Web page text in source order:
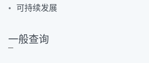
可持续发展
一般查询